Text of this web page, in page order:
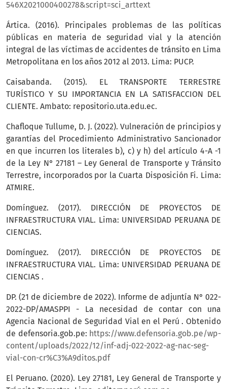
546X2021000400278&script=sci_arttext
Ártica. (2016). Principales problemas de las políticas
públicas en materia de seguridad vial y la atención
integral de las víctimas de accidentes de tránsito en Lima
Metropolitana en los años 2012 al 2013. Lima: PUCP.
Caisabanda. (2015). EL TRANSPORTE TERRESTRE
TURÍSTICO Y SU IMPORTANCIA EN LA SATISFACCION DEL
CLIENTE. Ambato: repositorio.uta.edu.ec.
Chafloque Tullume, D. J. (2022). Vulneración de principios y
garantías del Procedimiento Administrativo Sancionador
en que incurren los literales b), c) y h) del artículo 4-A -1
de la Ley N° 27181 – Ley General de Transporte y Tránsito
Terrestre, incorporados por la Cuarta Disposición Fi. Lima:
ATMIRE.
Domínguez. (2017). DIRECCIÓN DE PROYECTOS DE
INFRAESTRUCTURA VIAL. Lima: UNIVERSIDAD PERUANA DE
CIENCIAS.
Domínguez. (2017). DIRECCIÓN DE PROYECTOS DE
INFRAESTRUCTURA VIAL. Lima: UNIVERSIDAD PERUANA DE
CIENCIAS .
DP. (21 de diciembre de 2022). Informe de adjuntía N° 022-
2022-DP/AMASPPI - La necesidad de contar con una
Agencia Nacional de Seguridad Vial en el Perú . Obtenido
de defensoria.gob.pe: https://www.defensoria.gob.pe/wp-
content/uploads/2022/12/inf-adj-022-2022-ag-nac-seg-
vial-con-cr%C3%A9ditos.pdf
El Peruano. (2020). Ley 27181, Ley General de Transporte y